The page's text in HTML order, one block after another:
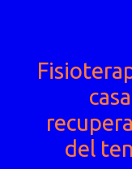
del